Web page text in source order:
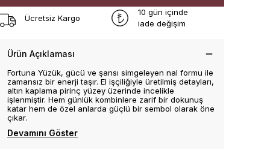
Ücretsiz Kargo
10 gün içinde
iade değişim
Ürün Açıklaması
Fortuna Yüzük, gücü ve şansı simgeleyen nal formu ile
zamansız bir enerji taşır. El işçiliğiyle üretilmiş detayları,
altın kaplama pirinç yüzey üzerinde incelikle
işlenmiştir. Hem günlük kombinlere zarif bir dokunuş
katar hem de özel anlarda güçlü bir sembol olarak öne
çıkar.
Devamını Göster